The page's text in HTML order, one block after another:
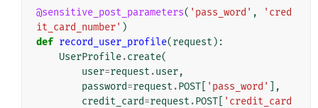
@sensitive_post_parameters( 'pass_word' ,
'cred
it_card_number' )
def record_user_profile(request ):
UserProfile.create(
user=request .user,
password=request .POST[ 'pass_word'
],
credit_card=request .POST[
'credit_card